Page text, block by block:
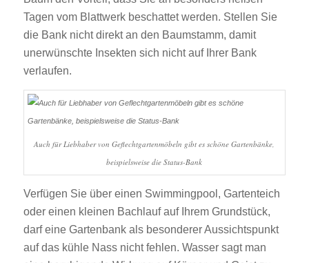
Tagen vom Blattwerk beschattet werden. Stellen Sie
die Bank nicht direkt an den Baumstamm, damit
unerwünschte Insekten sich nicht auf Ihrer Bank
verlaufen.
Auch für Liebhaber von Geflechtgartenmöbeln gibt es schöne Gartenbänke,
beispielsweise die Status-Bank
Verfügen Sie über einen Swimmingpool, Gartenteich
oder einen kleinen Bachlauf auf Ihrem Grundstück,
darf eine Gartenbank als besonderer Aussichtspunkt
auf das kühle Nass nicht fehlen. Wasser sagt man